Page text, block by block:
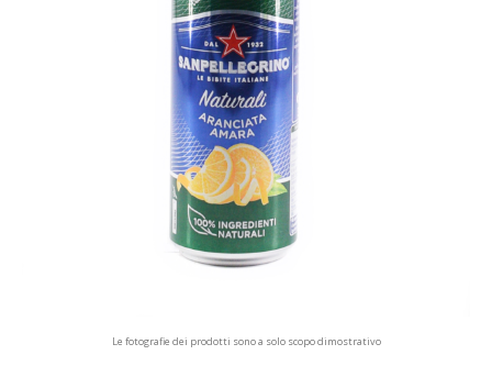
Le fotografie dei prodotti sono a solo scopo dimostrativo